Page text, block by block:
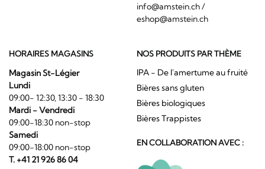
info@amstein.ch/
eshop@amstein.ch
HORAIRES MAGASINS
Magasin St-Légier
Lundi
09:00- 12:30, 13:30 - 18:30
Mardi - Vendredi
09:00-18:30 non-stop
Samedi
09:00-18:00 non-stop
T. +41 21 926 86 04
NOS PRODUITS PAR THÈME
IPA - De l'amertume au fruité
Bières sans gluten
Bières biologiques
Bières Trappistes
EN COLLABORATION AVEC :